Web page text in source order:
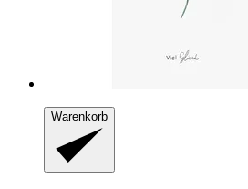
Warenkorb